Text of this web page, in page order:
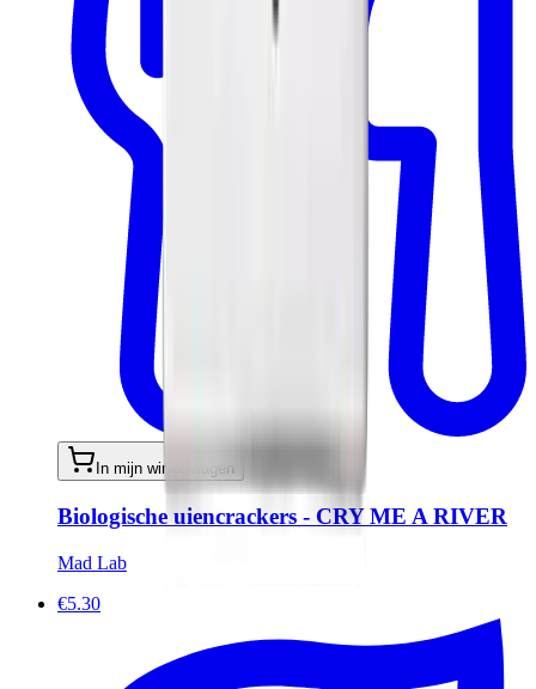
In mijn winkelwagen
Biologische uiencrackers - CRY ME A RIVER
Mad Lab
€5.30